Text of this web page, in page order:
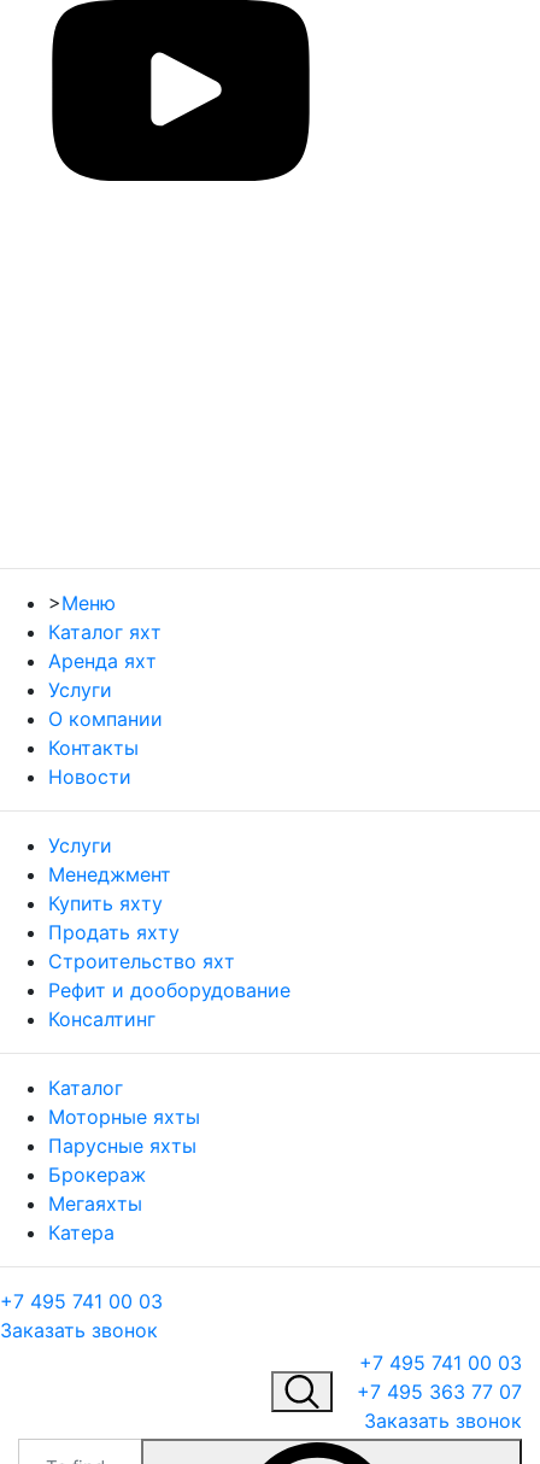
>Меню
Каталог яхт
Аренда яхт
Услуги
О компании
Контакты
Новости
Услуги
Менеджмент
Купить яхту
Продать яхту
Строительство яхт
Рефит и дооборудование
Консалтинг
Каталог
Моторные яхты
Парусные яхты
Брокераж
Мегаяхты
Катера
+7 495 741 00 03
Заказать звонок
+7 495 741 00 03
+7 495 363 77 07
Заказать звонок